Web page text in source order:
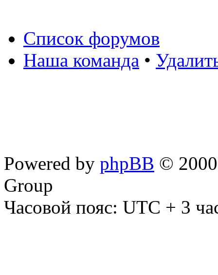
Список форумов
Наша команда •
Powered by phpBB ©
Group
Часовой пояс: UTC + 3